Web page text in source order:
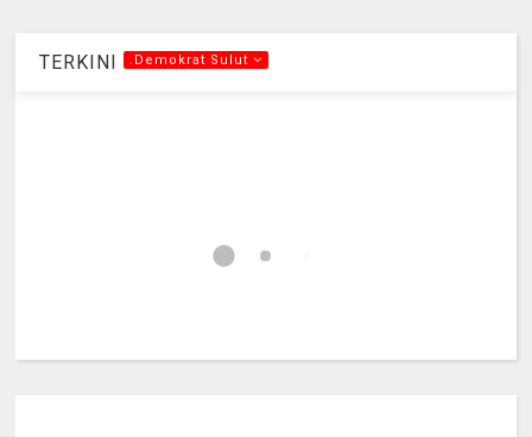
TERKINI .Demokrat Sulut